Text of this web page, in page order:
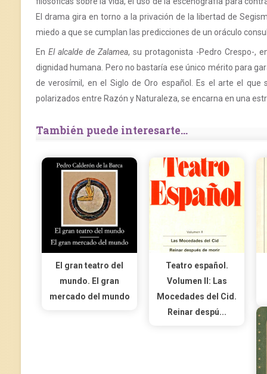
El drama gira en torno a la privación de la libertad de
miedo a que se cumplan las predicciones de un oráculo
EnEl alcalde de Zalamea, su protagonista -Pedro Crespo-,
dignidad humana. Pero no bastaría ese único mérito para
de verosímil, en el Siglo de Oro español. Es el arte el
polarizados entre Razón y Naturaleza, se encarna en una
También puede interesarte...
El gran teatro del
mundo. El gran
mercado del mundo
Teatro español.
Volumen II: Las
Mocedades del Cid.
Reinar despú...